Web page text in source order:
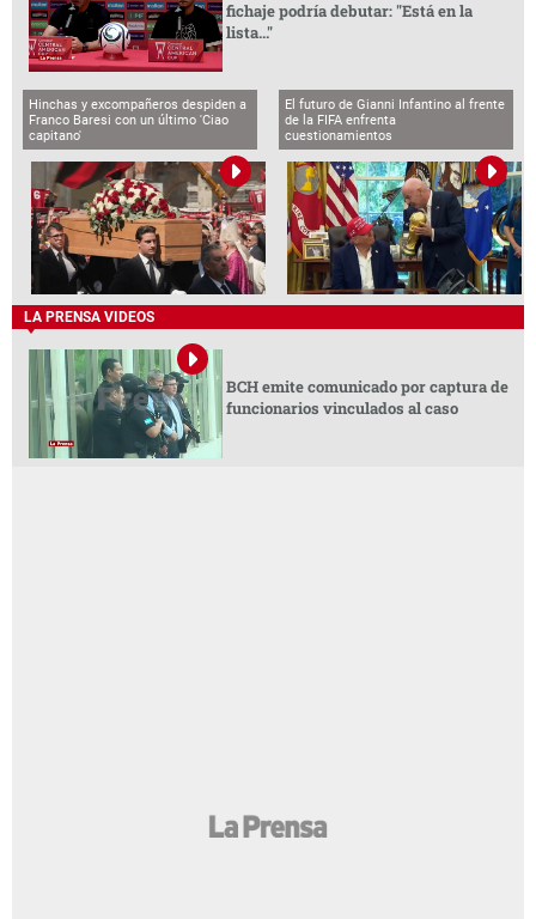
LA PRENSA VIDEOS
BCH emite comunicado por captura de
funcionarios vinculados al caso